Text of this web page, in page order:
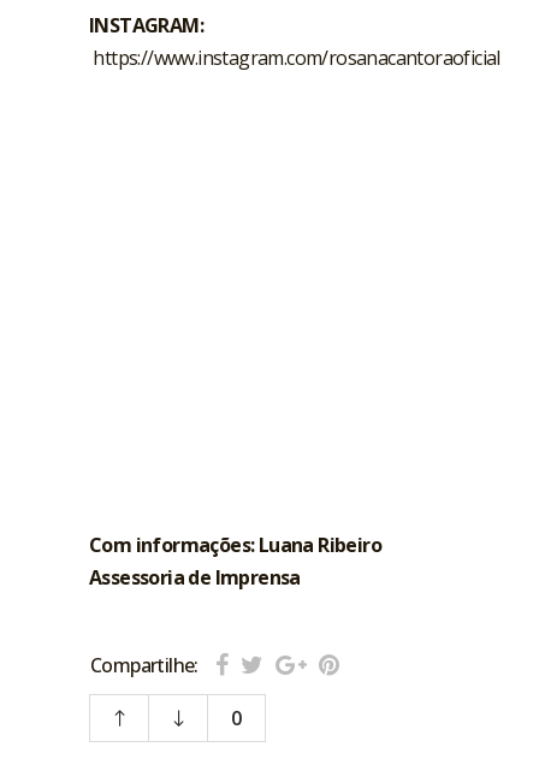
INSTAGRAM:
https://www.instagram.com/rosanacantoraoficial
Com informações: Luana Ribeiro
Assessoria de Imprensa
Compartilhe:
0